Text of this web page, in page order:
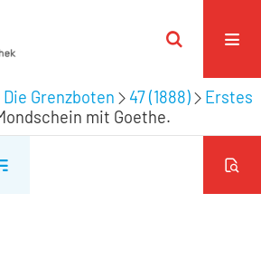
Die Grenzboten 47 (1888)
Erstes
mit Goethe.